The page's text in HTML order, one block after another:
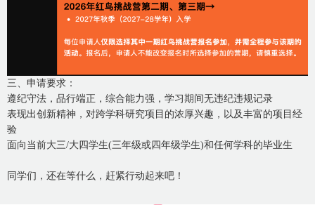
三、申请要求：
遵纪守法，品行端正，综合能力强，学习期间无违纪违规记录
表现出创新精神，对跨学科研究项目的浓厚兴趣，以及丰富的项目经
验
面向当前大三/大四学生(三年级或四年级学生)和任何学科的毕业生
同学们，还在等什么，赶紧行动起来吧！